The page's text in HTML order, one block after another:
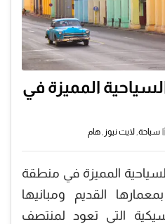
المميزة في
سياحة,لايت نيوز ,هام
المميزة في منطقة
القديم ومبانيها
التي تعود لمنتصف